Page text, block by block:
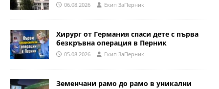
06.08.2026 Eкип ЗаПерник
Хирург от Германия спаси дете с първа
безкръвна операция в Перник
05.08.2026 Eкип ЗаПерник
Земенчани рамо до рамо в уникални